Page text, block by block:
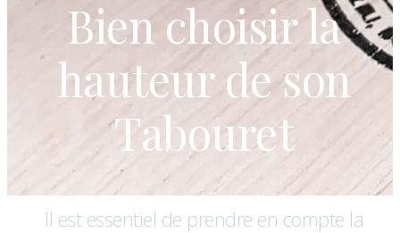
Bien choisir la
hauteur de son
Tabouret
Il est essentiel de prendre en compte la